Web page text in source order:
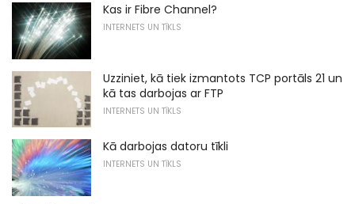
Kas ir Fibre Channel?
INTERNETS UN TĪKLS
Uzziniet, kā tiek izmantots TCP portāls 21 un
kā tas darbojas ar FTP
INTERNETS UN TĪKLS
Kā darbojas datoru tīkli
INTERNETS UN TĪKLS